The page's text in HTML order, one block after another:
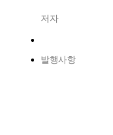
저자
발행사항